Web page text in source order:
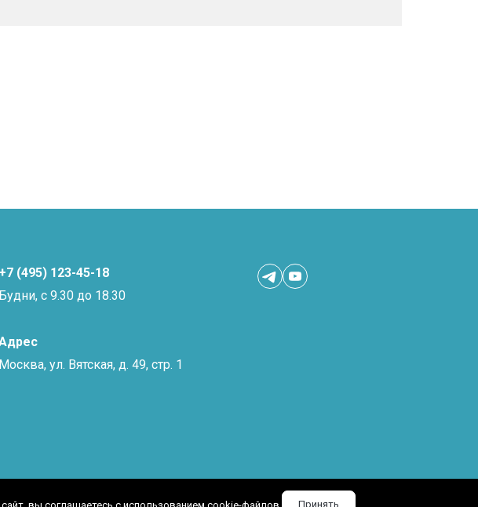
+7 (495) 123-45-18
Будни, с 9.30 до 18.30
Москва, ул. Вятская, д. 49, стр. 1
вы соглашаетесь с использованием cookie-файлов. Принять